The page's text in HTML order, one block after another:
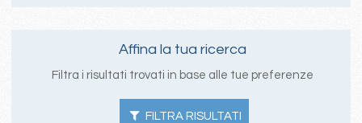
Affina la tua ricerca
Filtra i risultati trovati in base alle tue preferenze
FILTRA RISULTATI